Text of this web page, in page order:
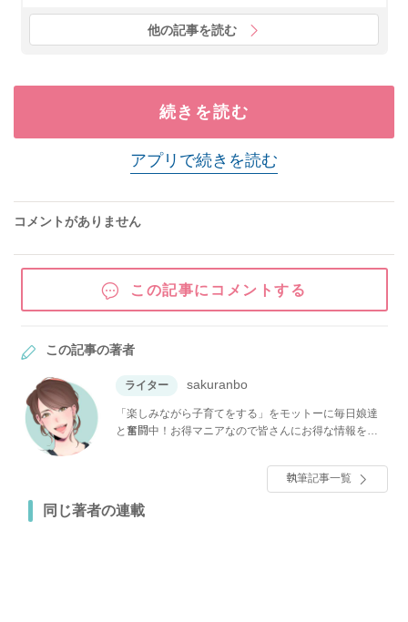
他の記事を読む
続きを読む
アプリで続きを読む
コメントがありません
この記事にコメントする
この記事の著者
ライター sakuranbo
「楽しみながら子育てをする」をモットーに毎日娘達
と奮闘中！お得マニアなので皆さんにお得な情報をお
で好奇心のままに生きています♪
執筆記事一覧
同じ著者の連載